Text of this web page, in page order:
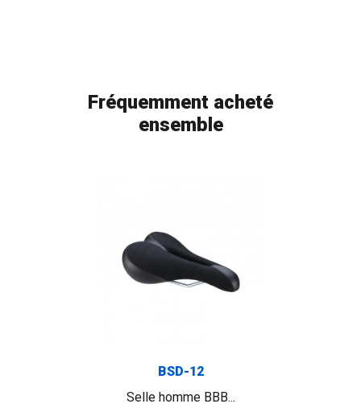
Fréquemment acheté
ensemble
BSD-12
Selle homme BBB...